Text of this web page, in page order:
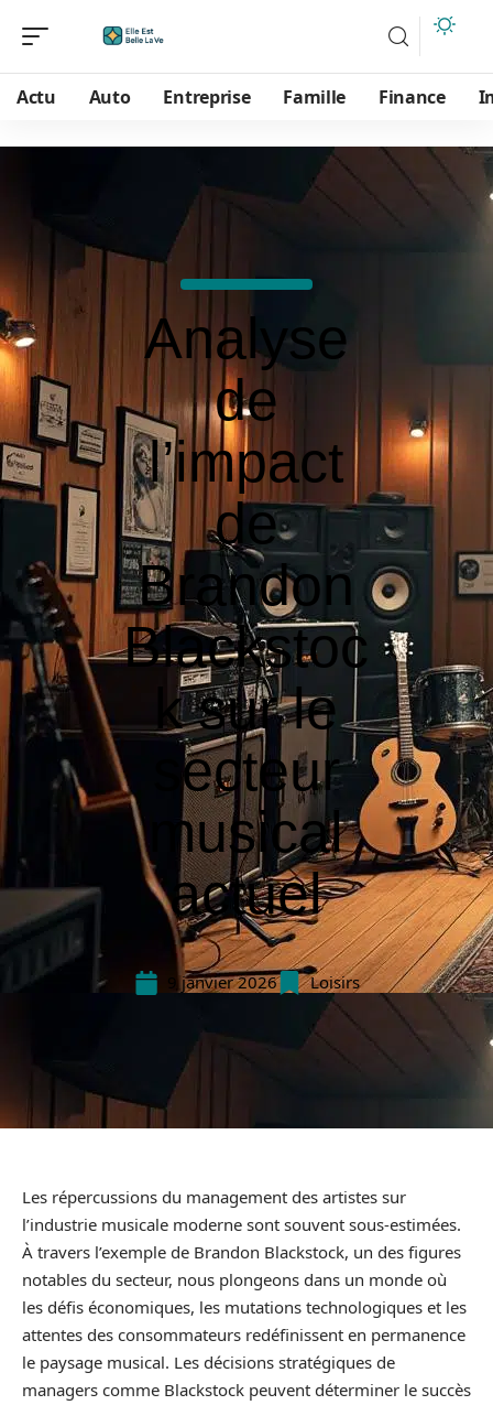
Actu Auto Entreprise Famille Finance
Analyse
de
l’impact
de
Brandon
Blackstoc
k sur le
secteur
musical
actuel
9 janvier 2026 Loisirs
Les répercussions du management des artistes sur
l’industrie musicale moderne sont souvent sous-estimées.
À travers l’exemple de Brandon Blackstock, un des figures
notables du secteur, nous plongeons dans un monde où
les défis économiques, les mutations technologiques et les
attentes des consommateurs redéfinissent en permanence
le paysage musical. Les décisions stratégiques de
managers comme Blackstock peuvent déterminer le succès